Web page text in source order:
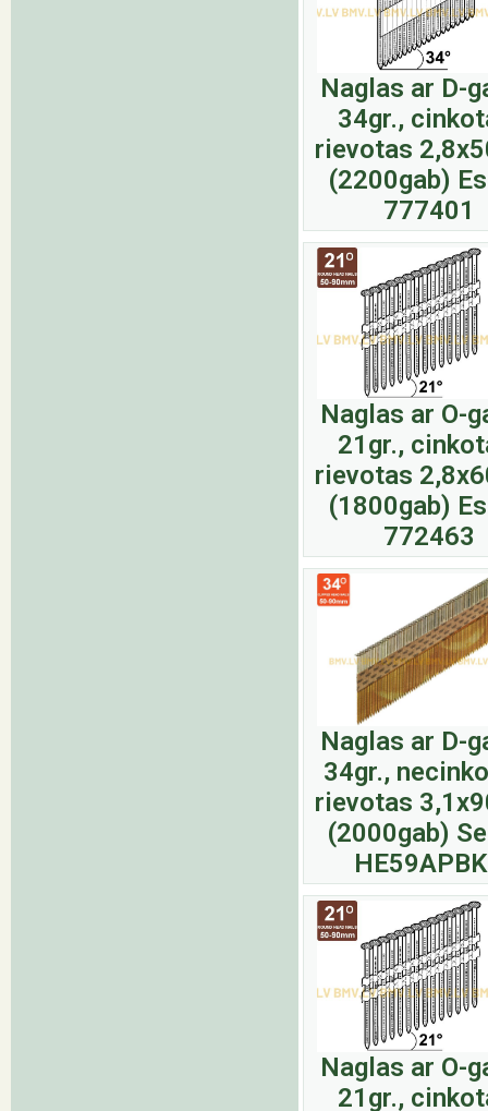
Naglas ar D-
34gr.,
rievotas
(2200gab)
777401
Naglas ar O-
21gr.,
rievotas
(1800gab)
772463
Naglas ar D-
34gr.,
rievotas
(2000gab)
Naglas ar O-
21gr.,